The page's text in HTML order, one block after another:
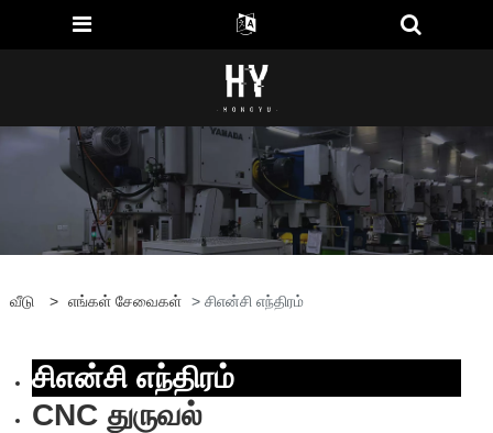
வீடு > எங்கள் சேவைகள் > சிஎன்சி எந்திரம்
சிஎன்சி எந்திரம்
CNC துருவல்